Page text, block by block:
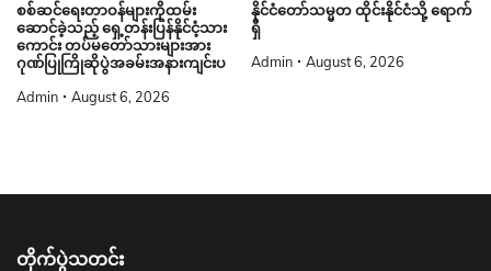
စစ်ဆင်ရေးတာဝန်များကိုထမ်း
ဆောင်ခဲ့သည့် ရှေ့တန်းပြန်နိုင်ငံ့သား
ကောင်း တပ်မတော်သားများအား
ဂုဏ်ပြုကြိုဆိုပွဲအခမ်းအနားကျင်းပ
Admin August 6, 2026
နိုင်ငံတော်သမ္မတ ထိုင်းနိုင်ငံသို့ ရောက်
ရှိ
Admin August 6, 2026
တိုက်ပွဲသတင်း